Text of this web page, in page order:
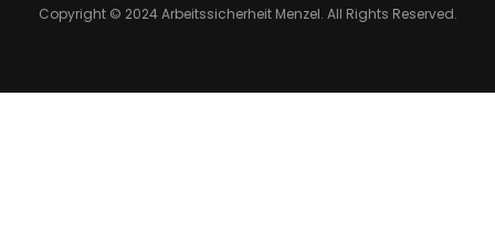
Copyright © 2024 Arbeitssicherheit Menzel. All Rights Reserved.